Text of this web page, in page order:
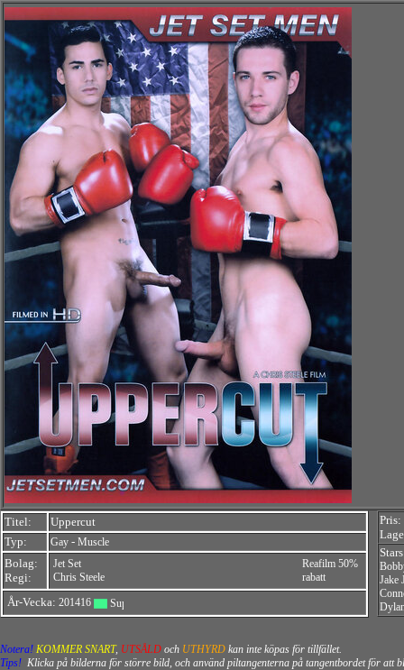
Titel:
Uppercut
Typ:
Gay - Muscle
Bolag:
Regi:
Jet Set
Chris Steele
Reafilm 50%
rabatt
År-Vecka: 201416
Jake
Notera! KOMMER SNART, UTSÅLD och UTHYRD kan inte köpas för tillfället.
Tips! Klicka på bilderna för större bild, och använd piltangenterna på tangentbordet för att